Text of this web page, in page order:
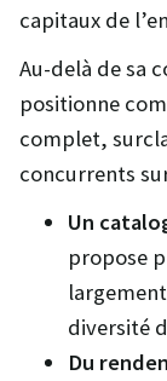
capitaux de
Au-delà de sa
positionne
complet,
concurrents
Un
propose
diversité
Du